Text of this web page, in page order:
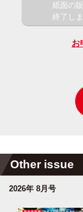
紙面の
終了し
お
Other issue
2026年 8月号